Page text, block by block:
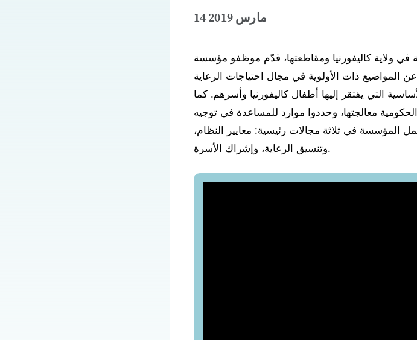
14 مارس 2019
في ولاية كاليفورنيا ومقاطعتها، قدّم موظفو مؤسسة
المواضيع ذات الأولوية في مجال احتياجات الرعاية
التي يفتقر إليها أطفال كاليفورنيا وأسرهم. كما
معالجتها، وحددوا موارد للمساعدة في توجيه
المؤسسة في ثلاثة مجالات رئيسية: معايير النظام،
وتنسيق الرعاية، وإشراك الأسرة.